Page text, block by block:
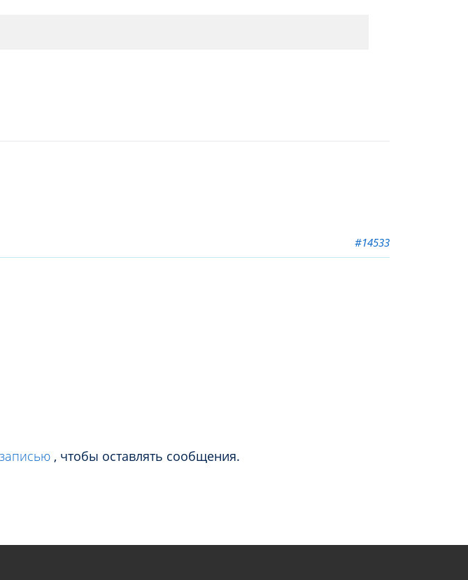
#14533
, чтобы оставлять сообщения.